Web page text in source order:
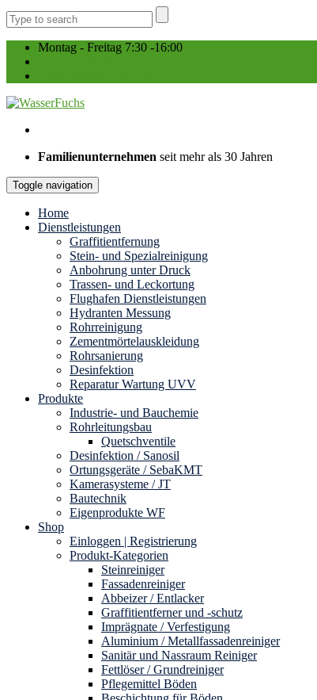
Montag - Freitag 7:30 -16:00
Familienunternehmen seit mehr als 30 Jahren
Toggle navigation
Home
Dienstleistungen
Graffitientfernung
Stein- und Spezialreinigung
Anbohrung unter Druck
Trassen- und Leckortung
Flughafen Dienstleistungen
Hydranten Messung
Rohrreinigung
Zementmörtelauskleidung
Rohrsanierung
Desinfektion
Reparatur Wartung UVV
Produkte
Industrie- und Bauchemie
Rohrleitungsbau
Quetschventile
Desinfektion / Sanosil
Ortungsgeräte / SebaKMT
Kamerasysteme / JT
Bautechnik
Eigenprodukte WF
Shop
Einloggen | Registrierung
Produkt-Kategorien
Steinreiniger
Fassadenreiniger
Abbeizer / Entlacker
Graffitientferner und -schutz
Imprägnate / Verfestigung
Aluminium / Metallfassadenreiniger
Sanitär und Nassraum Reiniger
Fettlöser / Grundreiniger
Pflegemittel Böden